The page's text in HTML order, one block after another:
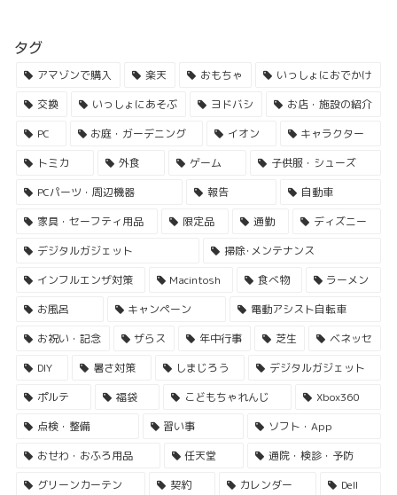
タグ
アマゾンで購入 楽天 おもちゃ
いっしょにおでかけ
交換
いっしょにあそぶ ヨドバシ
お店・施設の紹介
PC
お庭・ガーデニング イオン
キャラクター
トミカ
外食 ゲーム
子供服・シューズ
PCパーツ・周辺機器
報告
自動車
家具・セーフティ用品
限定品 通勤
ディズニー
デジタルガジェット
掃除･メンテナンス
インフルエンザ対策
Macintosh 食べ物
ラーメン
お風呂
キャンペーン
電動アシスト自転車
お祝い・記念
ザらス 年中行事 芝生
ベネッセ
DIY
暑さ対策 しまじろう
デジタルガジェット
ポルテ
福袋 こどもちゃれんじ
Xbox360
点検・整備
習い事
ソフト・App
おせわ・おふろ用品
任天堂
通院・検診・予防
グリーンカーテン
契約 カレンダー
Dell